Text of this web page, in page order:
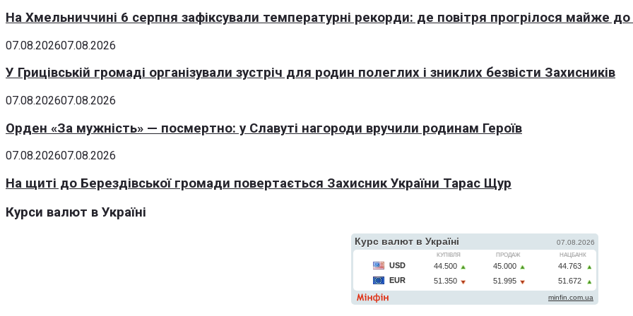
На Хмельниччині 6 серпня зафіксували температурні рекорди: де повітря прогрілося майже до
07.08.202607.08.2026
У Грицівській громаді організували зустріч для родин полеглих і зниклих безвісти Захисників
07.08.202607.08.2026
Орден «За мужність» — посмертно: у Славуті нагороди вручили родинам Героїв
07.08.202607.08.2026
На щиті до Берездівської громади повертається Захисник України Тарас Щур
Курси валют в Україні